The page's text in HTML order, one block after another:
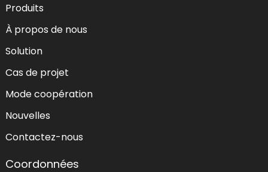
Produits
À propos de nous
Solution
Cas de projet
Mode coopération
Nouvelles
Contactez-nous
Coordonnées